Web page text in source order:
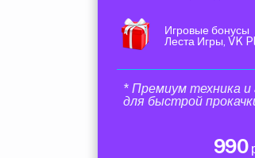
Игровые бонусы
Леста Игры, VK
* Премиум техника и
для быстрой
990